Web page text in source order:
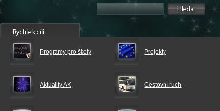
Programy pro školy Projekty
Aktuality AK Cestovní ruch